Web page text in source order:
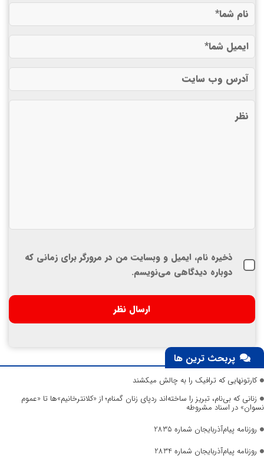
ذخیره نام، ایمیل و وبسایت من در مرورگر برای زمانی که
دوباره دیدگاهی می‌نویسم.
پربحث ترین ها
کارتونهایی که ترافیک را به چالش میکشند
زنانی که بی‌نام، تبریز را ساخته‌اند ردپای زنان گمنام؛ از «کلانترخانیم»ها تا «عموم
نسوان» در اسناد مشروطه
روزنامه پیام‌آذربایجان شماره 2835
روزنامه پیام‌آذربایجان شماره 2834